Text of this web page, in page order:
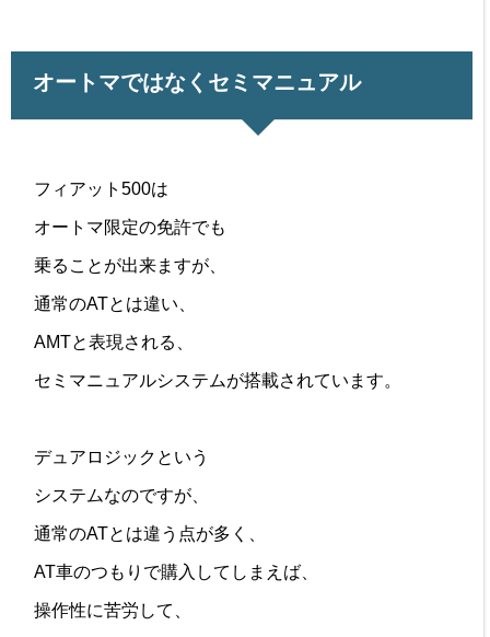
オートマではなくセミマニュアル
フィアット500は
オートマ限定の免許でも
乗ることが出来ますが、
通常のATとは違い、
AMTと表現される、
セミマニュアルシステムが搭載されています。
デュアロジックという
システムなのですが、
通常のATとは違う点が多く、
AT車のつもりで購入してしまえば、
操作性に苦労して、